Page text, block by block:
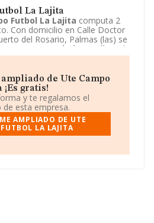
La Lajita
Futbol La Lajita computa 2
Con domicilio en Calle Doctor
del Rosario, Palmas (las) se
Ute Campo Futbol La Lajita
. El
9499 - Otras actividades
de empresas.
de Ute Campo
gratis!
y te regalamos el
esta empresa.
AMPLIADO DE UTE
LA LAJITA